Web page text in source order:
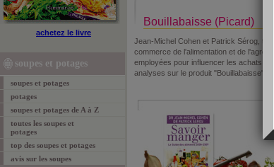
achetez le livre
soupes et potages
soupes et potages
potages
soupes et potages de A à Z
toutes les soupes et
potages
top des soupes et potages
avis sur les soupes
Bouillabaisse (Picard)
Jean-Michel Cohen et Patrick Sérog,
commerce de l'alimentation et de
employées pour influencer les achats
analyses sur le produit "Bouillabaisse"